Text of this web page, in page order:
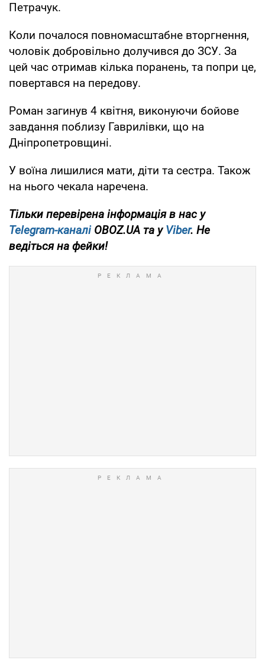
Петрачук.
Коли почалося повномасштабне вторгнення,
чоловік добровільно долучився до ЗСУ. За
цей час отримав кілька поранень, та попри це,
повертався на передову.
Роман загинув 4 квітня, виконуючи бойове
завдання поблизу Гаврилівки, що на
Дніпропетровщині.
У воїна лишилися мати, діти та сестра. Також
на нього чекала наречена.
Тільки перевірена інформація в нас у
Telegram-каналіOBOZ.UA та уViber. Не
ведіться на фейки!